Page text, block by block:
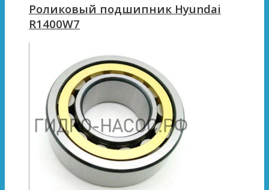
Роликовый подшипник Hyundai
R1400W7